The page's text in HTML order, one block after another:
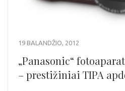
19 BALANDŽIO, 2012
„Panasonic“
– prestižiniai TIPA